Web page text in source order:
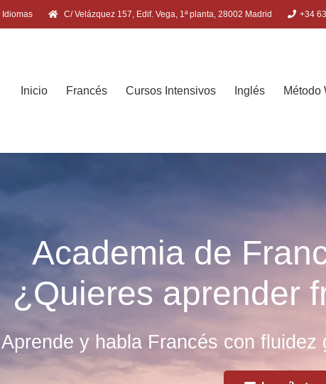
Idiomas C/ Velázquez 157, Edif. Vega, 1ª planta, 28002 Madrid +34
Inicio Francés Cursos Intensivos Inglés Método
Academia de
¿Quieres aprender
Aprende y habla Francés con fluidez